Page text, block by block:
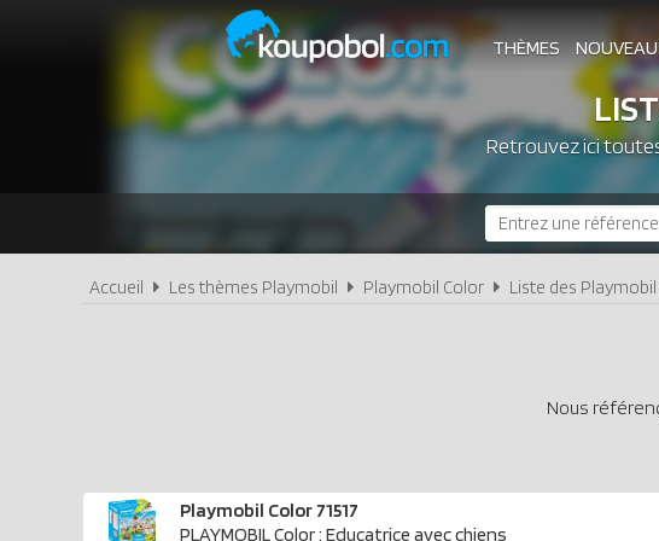
THÈMES
Retrouvez ici
Accueil Les thèmes Playmobil Playmobil Color Liste des
Nous
Playmobil Color 71517
PLAYMOBIL Color : Educatrice avec chiens